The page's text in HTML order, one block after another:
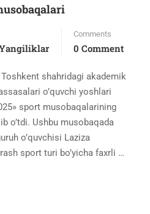
Comments
0 Comment
shahridagi akademik
o’quvchi yoshlari
sport musobaqalarining
o’tdi. Ushbu musobaqada
o’quvchisi Laziza
sport turi bo’yicha faxrli …